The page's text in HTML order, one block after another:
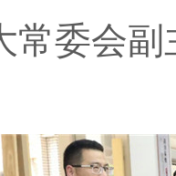
常委会